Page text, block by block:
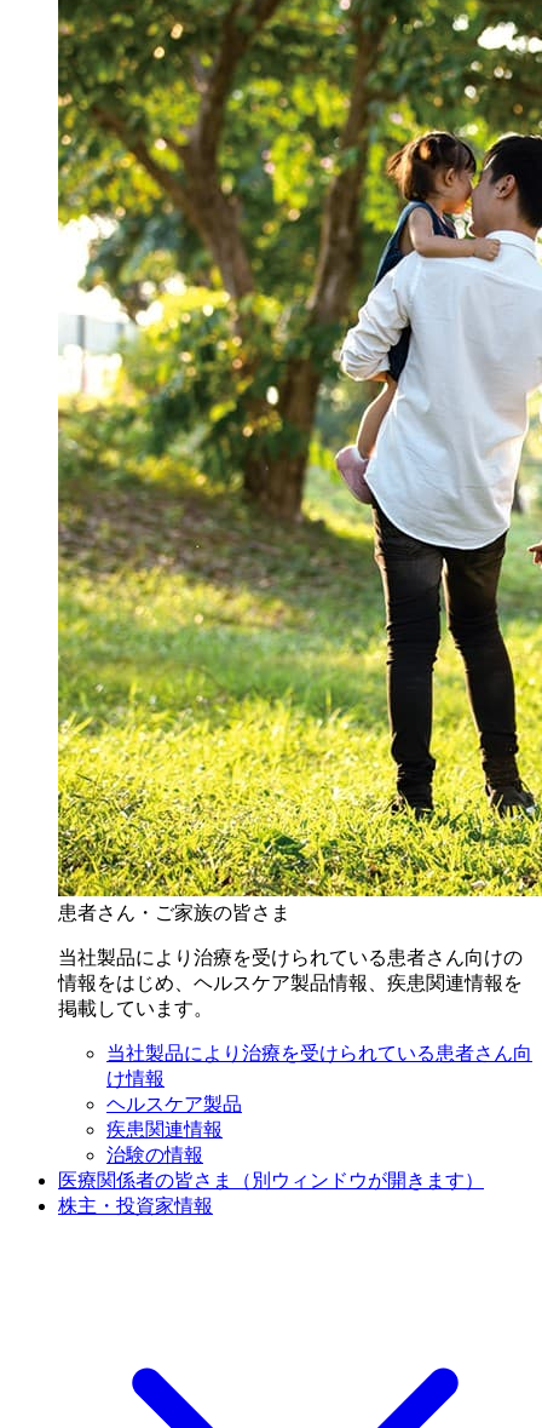
患者さん・ご家族の皆さま
当社製品により治療を受けられている患者さん向けの
情報をはじめ、ヘルスケア製品情報、疾患関連情報を
掲載しています。
当社製品により治療を受けられている患者さん向
け情報
ヘルスケア製品
疾患関連情報
治験の情報
医療関係者の皆さま
（別ウィンドウが開きます）
株主・投資家情報